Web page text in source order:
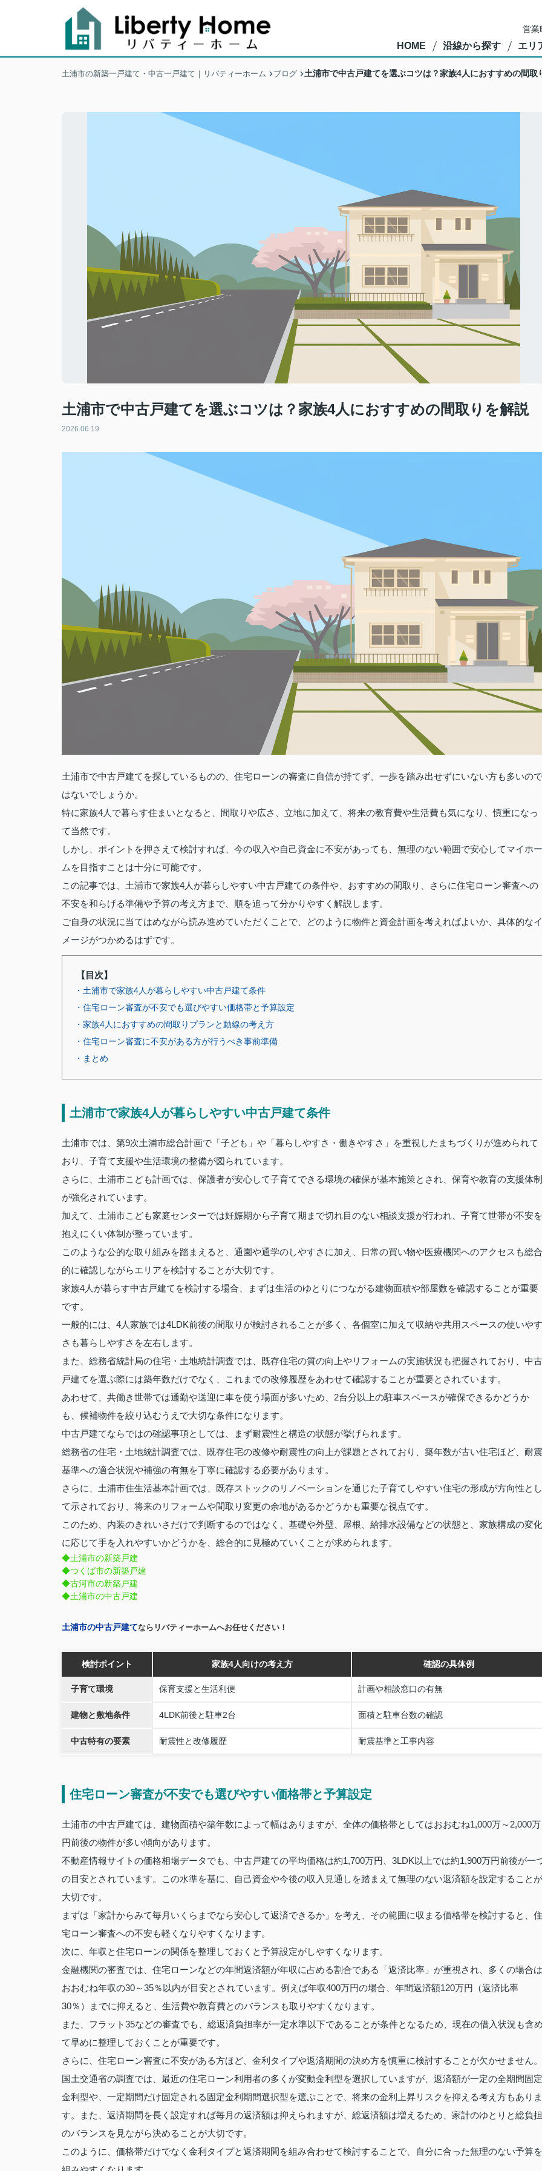
営
HOME 沿線から探す エリ
土浦市の新築一戸建て・中古一戸建て｜リバティーホーム ブログ 土浦市で中古戸建てを選ぶコツは？家族4人におすすめの間取
土浦市で中古戸建てを選ぶコツは？家族4人におすすめの間取りを解説
2026.06.19
土浦市で中古戸建てを探しているものの、住宅ローンの審査に自信が持てず、一歩を踏み出せずにいない方も多いので
はないでしょうか。
特に家族4人で暮らす住まいとなると、間取りや広さ、立地に加えて、将来の教育費や生活費も気になり、慎重になっ
て当然です。
しかし、ポイントを押さえて検討すれば、今の収入や自己資金に不安があっても、無理のない範囲で安心してマイホー
ムを目指すことは十分に可能です。
この記事では、土浦市で家族4人が暮らしやすい中古戸建ての条件や、おすすめの間取り、さらに住宅ローン審査への
不安を和らげる準備や予算の考え方まで、順を追って分かりやすく解説します。
ご自身の状況に当てはめながら読み進めていただくことで、どのように物件と資金計画を考えればよいか、具体的なイ
メージがつかめるはずです。
【目次】
・土浦市で家族4人が暮らしやすい中古戸建て条件
・住宅ローン審査が不安でも選びやすい価格帯と予算設定
・家族4人におすすめの間取りプランと動線の考え方
・住宅ローン審査に不安がある方が行うべき事前準備
・まとめ
土浦市で家族4人が暮らしやすい中古戸建て条件
土浦市では、第9次土浦市総合計画で「子ども」や「暮らしやすさ・働きやすさ」を重視したまちづくりが進められて
おり、子育て支援や生活環境の整備が図られています。
さらに、土浦市こども計画では、保護者が安心して子育てできる環境の確保が基本施策とされ、保育や教育の支援体制
が強化されています。
加えて、土浦市こども家庭センターでは妊娠期から子育て期まで切れ目のない相談支援が行われ、子育て世帯が不安を
抱えにくい体制が整っています。
このような公的な取り組みを踏まえると、通園や通学のしやすさに加え、日常の買い物や医療機関へのアクセスも総合
的に確認しながらエリアを検討することが大切です。
家族4人が暮らす中古戸建てを検討する場合、まずは生活のゆとりにつながる建物面積や部屋数を確認することが重要
です。
一般的には、4人家族では4LDK前後の間取りが検討されることが多く、各個室に加えて収納や共用スペースの使いやす
さも暮らしやすさを左右します。
また、総務省統計局の住宅・土地統計調査では、既存住宅の質の向上やリフォームの実施状況も把握されており、中古
戸建てを選ぶ際には築年数だけでなく、これまでの改修履歴をあわせて確認することが重要とされています。
あわせて、共働き世帯では通勤や送迎に車を使う場面が多いため、2台分以上の駐車スペースが確保できるかどうか
も、候補物件を絞り込むうえで大切な条件になります。
中古戸建てならではの確認事項としては、まず耐震性と構造の状態が挙げられます。
総務省の住宅・土地統計調査では、既存住宅の改修や耐震性の向上が課題とされており、築年数が古い住宅ほど、耐震
基準への適合状況や補強の有無を丁寧に確認する必要があります。
さらに、土浦市住生活基本計画では、既存ストックのリノベーションを通じた子育てしやすい住宅の形成が方向性とし
て示されており、将来のリフォームや間取り変更の余地があるかどうかも重要な視点です。
このため、内装のきれいさだけで判断するのではなく、基礎や外壁、屋根、給排水設備などの状態と、家族構成の変化
に応じて手を入れやすいかどうかを、総合的に見極めていくことが求められます。
◆土浦市の新築戸建
◆つくば市の新築戸建
◆古河市の新築戸建
◆土浦市の中古戸建
土浦市の中古戸建てならリバティーホームへお任せください！
検討ポイント 家族4人向けの考え方 確認の具体例
子育て環境 保育支援と生活利便 計画や相談窓口の有無
建物と敷地条件 4LDK前後と駐車2台 面積と駐車台数の確認
中古特有の要素 耐震性と改修履歴 耐震基準と工事内容
住宅ローン審査が不安でも選びやすい価格帯と予算設定
土浦市の中古戸建ては、建物面積や築年数によって幅はありますが、全体の価格帯としてはおおむね1,000万～2,000万
円前後の物件が多い傾向があります。
不動産情報サイトの価格相場データでも、中古戸建ての平均価格は約1,700万円、3LDK以上では約1,900万円前後が一
の目安とされています。この水準を基に、自己資金や今後の収入見通しを踏まえて無理のない返済額を設定することが
大切です。
まずは「家計からみて毎月いくらまでなら安心して返済できるか」を考え、その範囲に収まる価格帯を検討すると、住
宅ローン審査への不安も軽くなりやすくなります。
次に、年収と住宅ローンの関係を整理しておくと予算設定がしやすくなります。
金融機関の審査では、住宅ローンなどの年間返済額が年収に占める割合である「返済比率」が重視され、多くの場合は
おおむね年収の30～35％以内が目安とされています。例えば年収400万円の場合、年間返済額120万円（返済比率
30％）までに抑えると、生活費や教育費とのバランスも取りやすくなります。
また、フラット35などの審査でも、総返済負担率が一定水準以下であることが条件となるため、現在の借入状況も含
て早めに整理しておくことが重要です。
さらに、住宅ローン審査に不安がある方ほど、金利タイプや返済期間の決め方を慎重に検討することが欠かせません。
国土交通省の調査では、最近の住宅ローン利用者の多くが変動金利型を選択していますが、返済額が一定の全期間固定
金利型や、一定期間だけ固定される固定金利期間選択型を選ぶことで、将来の金利上昇リスクを抑える考え方もありま
す。また、返済期間を長く設定すれば毎月の返済額は抑えられますが、総返済額は増えるため、家計のゆとりと総負担
のバランスを見ながら決めることが大切です。
このように、価格帯だけでなく金利タイプと返済期間を組み合わせて検討することで、自分に合った無理のない予算を